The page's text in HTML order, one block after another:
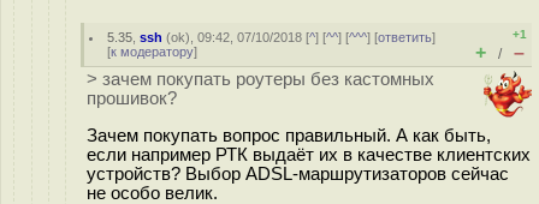
5.35 ,ssh (ok), 09:42, 07/10/2018 [^] [^^] [^^^] [ответить]
[к модератору]
+1
+ / –
> зачем покупать роутеры без кастомных
прошивок?
Зачем покупать вопрос правильный. А как быть,
если например РТК выдаёт их в качестве клиентских
устройств? Выбор ADSL-маршрутизаторов сейчас
не особо велик.